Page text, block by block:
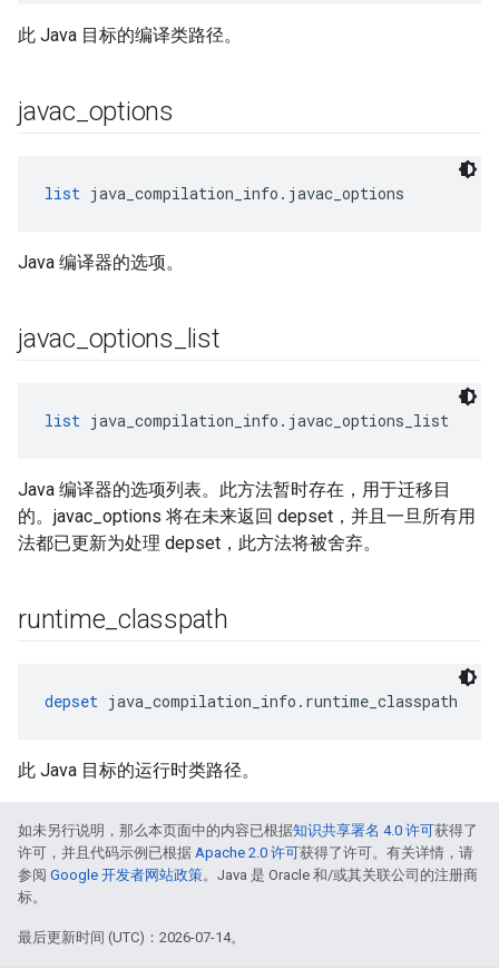
此 Java 目标的编译类路径。
javac options
list java_compilation_info.javac_options
Java 编译器的选项。
javac options list
list java_compilation_info.javac_options_list
Java 编译器的选项列表。此方法暂时存在，用于迁移目
的。javac_options 将在未来返回 depset，并且一旦所有用
法都已更新为处理 depset，此方法将被舍弃。
runtime _classpath
depset java_compilation_info.runtime_classpath
此 Java 目标的运行时类路径。
如未另行说明，那么本页面中的内容已根据知识共享署名 4.0 许可获得了
许可，并且代码示例已根据 Apache 2.0 许可获得了许可。有关详情，请
参阅 Google 开发者网站政策。Java 是 Oracle 和/或其关联公司的注册商
标。
最后更新时间 (UTC)：2026-07-14。